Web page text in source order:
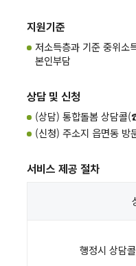
지원기준
저소득층과 기준 중위
본인부담
상담 및 신청
(상담) 통합돌봄 상담
(신청) 주소지 읍면동 방
서비스 제공 절차
행정시 상담